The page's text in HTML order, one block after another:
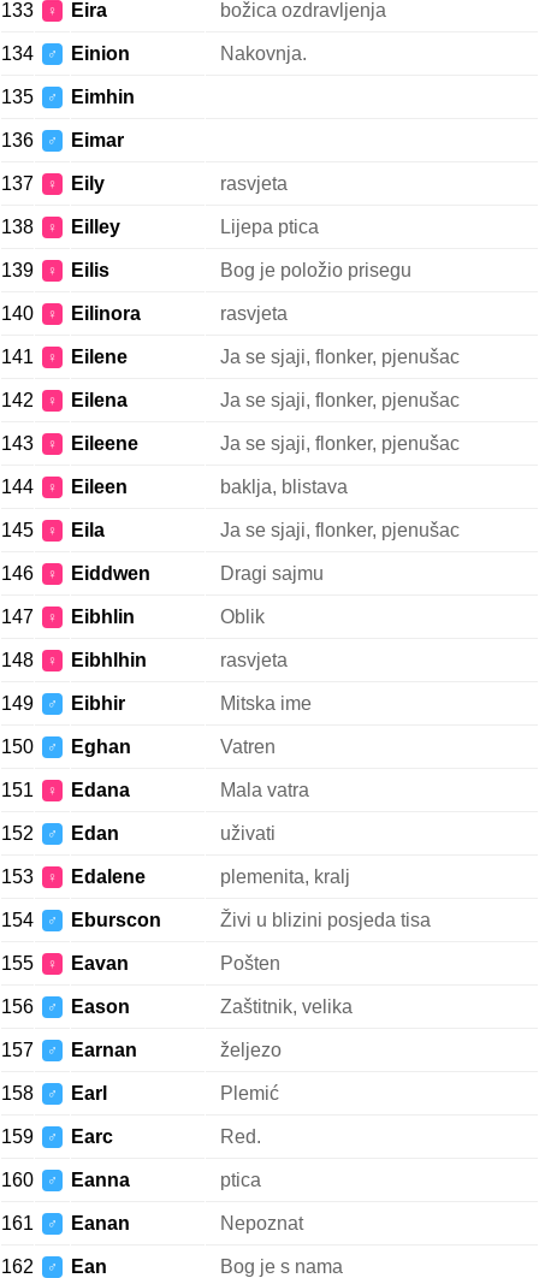
133 ♀ Eira božica ozdravljenja
134 ♂ Einion Nakovnja.
135 ♂ Eimhin
136 ♂ Eimar
137 ♀ Eily rasvjeta
138 ♀ Eilley Lijepa ptica
139 ♀ Eilis Bog je položio prisegu
140 ♀ Eilinora rasvjeta
141 ♀ Eilene Ja se sjaji, flonker, pjenušac
142 ♀ Eilena Ja se sjaji, flonker, pjenušac
143 ♀ Eileene Ja se sjaji, flonker, pjenušac
144 ♀ Eileen baklja, blistava
145 ♀ Eila Ja se sjaji, flonker, pjenušac
146 ♀ Eiddwen Dragi sajmu
147 ♀ Eibhlin Oblik
148 ♀ Eibhlhin rasvjeta
149 ♂ Eibhir Mitska ime
150 ♂ Eghan Vatren
151 ♀ Edana Mala vatra
152 ♂ Edan uživati
153 ♀ Edalene plemenita, kralj
154 ♂ Eburscon Živi u blizini posjeda tisa
155 ♀ Eavan Pošten
156 ♂ Eason Zaštitnik, velika
157 ♂ Earnan željezo
158 ♂ Earl Plemić
159 ♂ Earc Red.
160 ♂ Eanna ptica
161 ♂ Eanan Nepoznat
162 ♂ Ean Bog je s nama